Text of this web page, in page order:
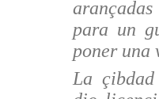
para un
poner
La